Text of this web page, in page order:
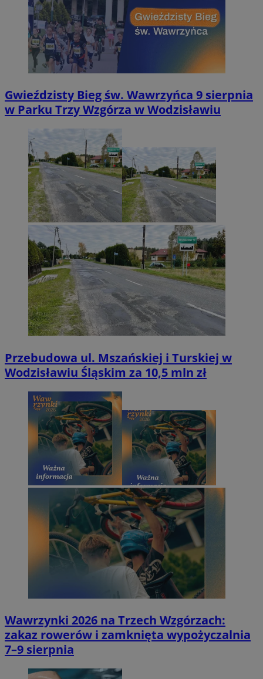
Gwieździsty Bieg św. Wawrzyńca 9 sierpnia
w Parku Trzy Wzgórza w Wodzisławiu
Przebudowa ul. Mszańskiej i Turskiej w
Wodzisławiu Śląskim za 10,5 mln zł
Wawrzynki 2026 na Trzech Wzgórzach:
zakaz rowerów i zamknięta wypożyczalnia
7–9 sierpnia